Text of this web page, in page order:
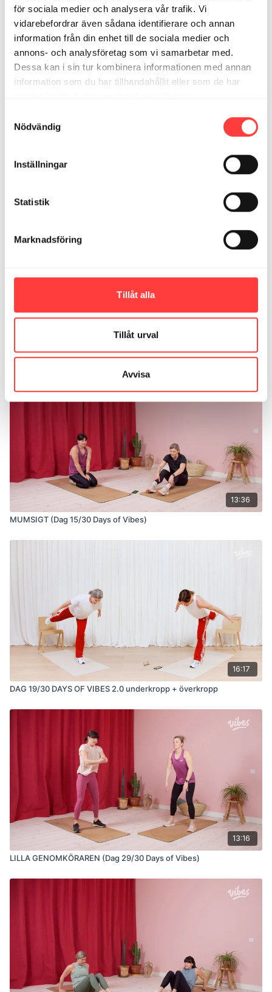
för sociala medier och analysera vår trafik. Vi
vidarebefordrar även sådana identifierare och annan
information från din enhet till de sociala medier och
annons- och analysföretag som vi samarbetar med.
Dessa kan i sin tur kombinera informationen med annan
information som du har tillhandahållit eller som de har
Nödvändig
Inställningar
Statistik
Marknadsföring
Tillåt alla
Tillåt urval
Avvisa
Anna H. juni 26, 2022
Så himla skönt att börja dagarna såhär🙏🏼🌸
0 Visa svar (1)
Brita G. maj 27, 2024
Mycket bra vitaminpiller!
rastlös i min förkylning. Tog det lugnt och det var skönt
Ladda mer
Relaterade videor
13:36
MUMSIGT (Dag 15/30 Days of Vibes)
16:17
DAG 19/30 DAYS OF VIBES 2.0 underkropp + överkropp
13:16
LILLA GENOMKÖRAREN (Dag 29/30 Days of Vibes)